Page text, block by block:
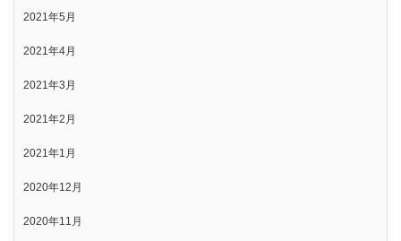
2021年5月
2021年4月
2021年3月
2021年2月
2021年1月
2020年12月
2020年11月